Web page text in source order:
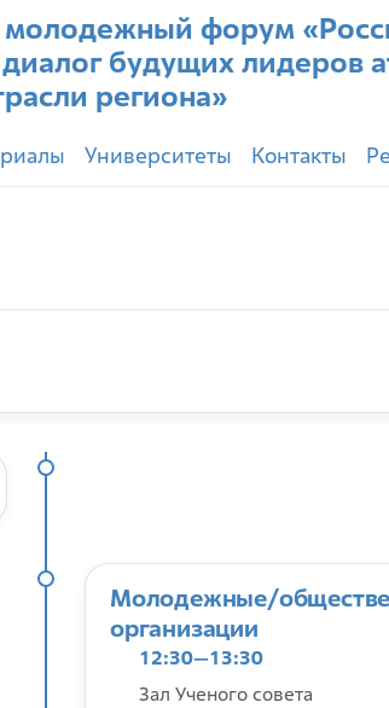
форум
будущих лидеров
региона»
Университеты Контакты
Молодежные/
организации
12:30—13:30
Зал Ученого совета